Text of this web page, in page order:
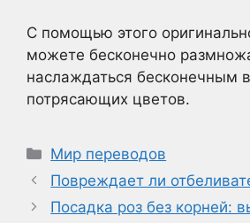
С помощью этого
можете бесконечно
наслаждаться бесконечным
потрясающих цветов.
Рубрики
Мир переводов
Повреждает ли
Посадка роз без корней: